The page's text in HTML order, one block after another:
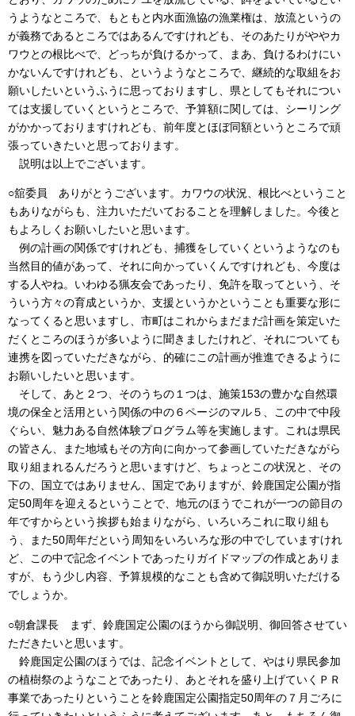
うようなところで、もともと内水面漁協の漁業権は、放流というの
が義務であるところではあるんですけれども、そのあたりがややカ
ワウとの根比べで、どっちが負けるかって、まあ、負けるわけにい
かないんですけれども、というようなところで、継続的な取組をお
願いしたいというふうに思っておりますし、県としてもそれについ
ては支援していくというところで、予算額に関しては、シーリング
がかかっておりますけれども、前年度とほぼ同額というところで頑
張っていきたいと思っております。
説明は以上でございます。
○舘委員 ありがとうございます。カワウの状況、根比べということ
もありながらも、注力いただいておることを理解しました。今後と
もよろしくお願いしたいと思います。
例の計画の関係ですけれども、捕獲をしていくというようなのも
当然目的値があって、それに向かっていくんですけれども、今度は
する人やね。いわゆる猟友会であったり、免許を取ってという、そ
ういう方々の育成というか、支援というかということも重要な形に
なってくると思いますし、市町はこれからまだまだ計画を策定いた
だくところのほうが多いように聞きましたけれど、それについても
連携を図っていただきながら、的確にこの計画が推進できるように
お願いしたいと思います。
そして、あと２つ、そのうちの１つは、施策153の豊かな自然環
境の保全と活用という関係の中の６ページのマル５、この中で中段
ぐらい、魅力ある自然体験プログラム等を実施します。これは県民
の皆さん、また地域もその方向に向かって参画していただきながら
取り組まれるんだろうと思いますけど、ちょっとこの状況と、その
下の、国立ではありません、国定でありますが、鈴鹿国定公園が指
定50周年を迎えるということで、地元のほうでこれが一つの節目の
年ですからという挨拶も始まりながら、いろいろこれに取り組も
う、また50周年だという周知をいろいろな形の中でしていますけれ
ど、この中で記念イベントであったりガイドマップの作成とありま
すが、もう少し内容、予算規模的なことも含めて御説明いただける
でしょうか。
○朝倉課長 まず、鈴鹿国定公園のほうから御説明、御回答させてい
ただきたいと思います。
鈴鹿国定公園のほうでは、記念イベントとして、やはり県民参加
の植樹祭のようなことであったり、あとそれを盛り上げていくＰＲ
事業であったりということを鈴鹿国定公園指定50周年の７月ごろに